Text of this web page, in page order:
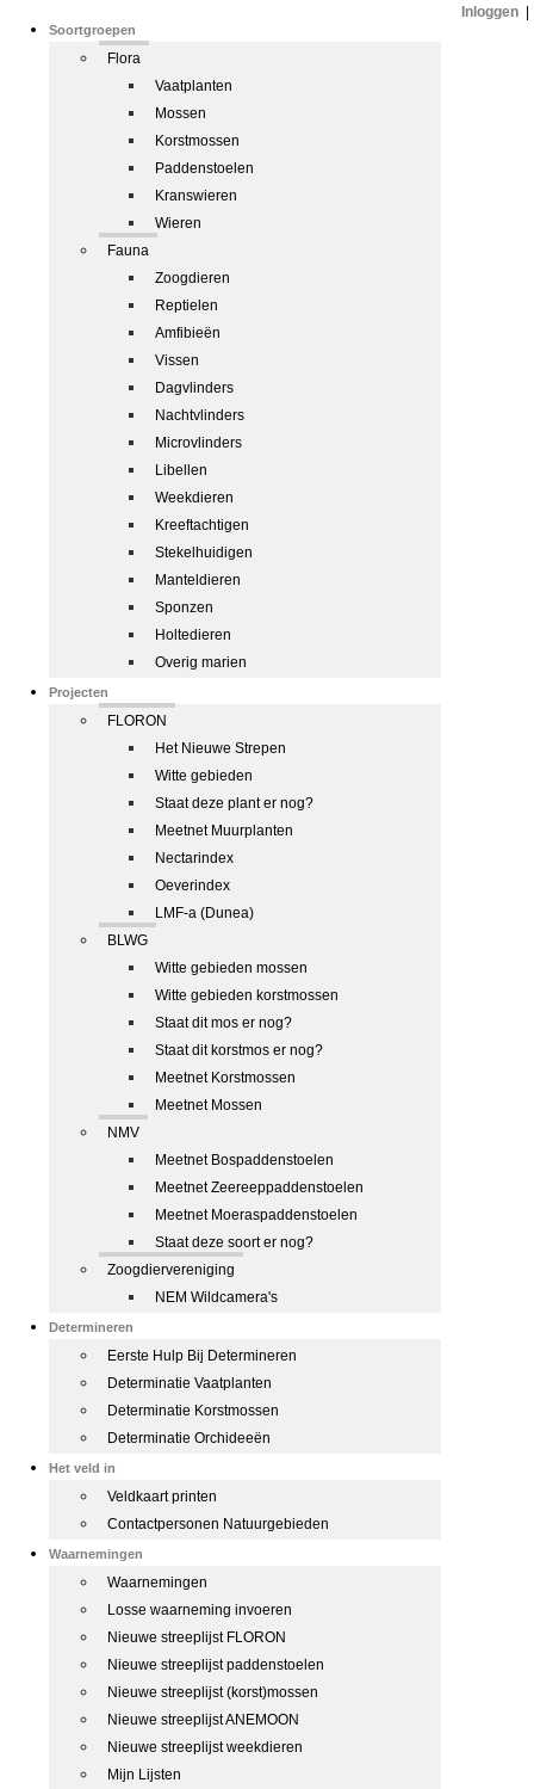
Soortgroepen
Flora
Vaatplanten
Mossen
Korstmossen
Paddenstoelen
Kranswieren
Wieren
Fauna
Zoogdieren
Reptielen
Amfibieën
Vissen
Dagvlinders
Nachtvlinders
Microvlinders
Libellen
Weekdieren
Kreeftachtigen
Stekelhuidigen
Manteldieren
Sponzen
Holtedieren
Overig marien
Projecten
FLORON
Het Nieuwe Strepen
Witte gebieden
Staat deze plant er nog?
Meetnet Muurplanten
Nectarindex
Oeverindex
LMF-a (Dunea)
BLWG
Witte gebieden mossen
Witte gebieden korstmossen
Staat dit mos er nog?
Staat dit korstmos er nog?
Meetnet Korstmossen
Meetnet Mossen
NMV
Meetnet Bospaddenstoelen
Meetnet Zeereeppaddenstoelen
Meetnet Moeraspaddenstoelen
Staat deze soort er nog?
Zoogdiervereniging
NEM Wildcamera's
Determineren
Eerste Hulp Bij Determineren
Determinatie Vaatplanten
Determinatie Korstmossen
Determinatie Orchideeën
Het veld in
Veldkaart printen
Contactpersonen Natuurgebieden
Waarnemingen
Waarnemingen
Losse waarneming invoeren
Nieuwe streeplijst FLORON
Nieuwe streeplijst paddenstoelen
Nieuwe streeplijst (korst)mossen
Nieuwe streeplijst ANEMOON
Nieuwe streeplijst weekdieren
Mijn Lijsten
Inloggen